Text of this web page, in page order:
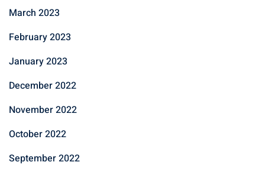
March 2023
February 2023
January 2023
December 2022
November 2022
October 2022
September 2022